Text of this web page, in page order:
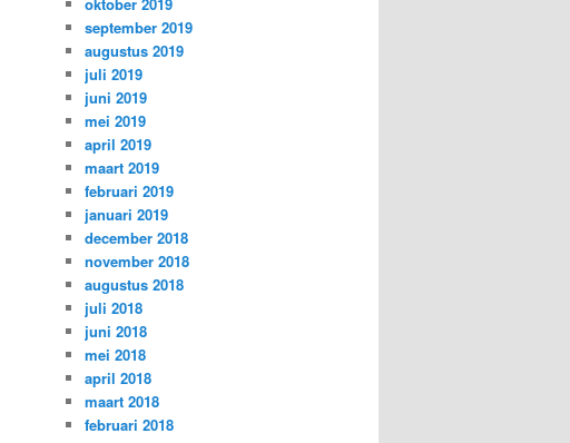
september 2019
augustus 2019
juli 2019
juni 2019
mei 2019
april 2019
maart 2019
februari 2019
januari 2019
december 2018
november 2018
augustus 2018
juli 2018
juni 2018
mei 2018
april 2018
maart 2018
februari 2018